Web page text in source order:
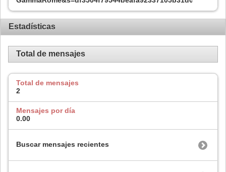
Estadísticas
Total de mensajes
Total de mensajes
2
Mensajes por día
0.00
Buscar mensajes recientes